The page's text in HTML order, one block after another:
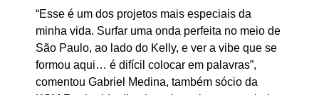
“Esse é um dos projetos mais especiais da
minha vida. Surfar uma onda perfeita no meio de
São Paulo, ao lado do Kelly, e ver a vibe que se
formou aqui… é difícil colocar em palavras”,
comentou Gabriel Medina, também sócio da